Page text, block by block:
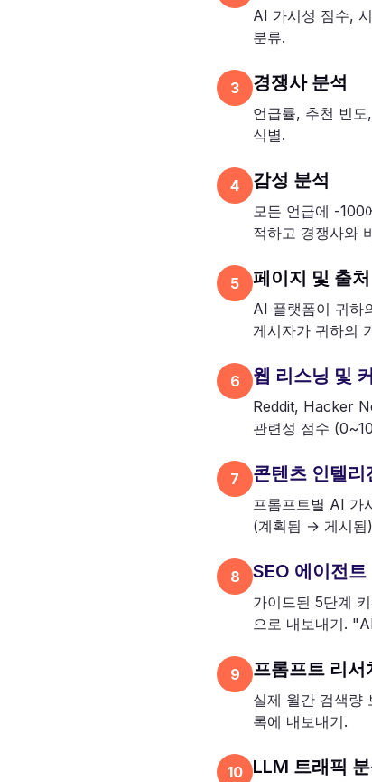
AI 가시성 점수,
분류.
3 경쟁사 분석
언급률, 추천 빈
식별.
4 감성 분석
모든 언급에 -100
적하고 경쟁사와
5 페이지 및 출
AI 플랫폼이 귀하
게시자가 귀하의
6 웹 리스닝 및
Reddit, Hacker
관련성 점수
7 콘텐츠 인텔리
프롬프트별 AI 가
(계획됨 → 게시됨
8 SEO 에이전트
가이드된 5단계
으로 내보내기.
9 프롬프트 리서
실제 월간 검색량
록에 내보내기.
10 LLM 트래픽